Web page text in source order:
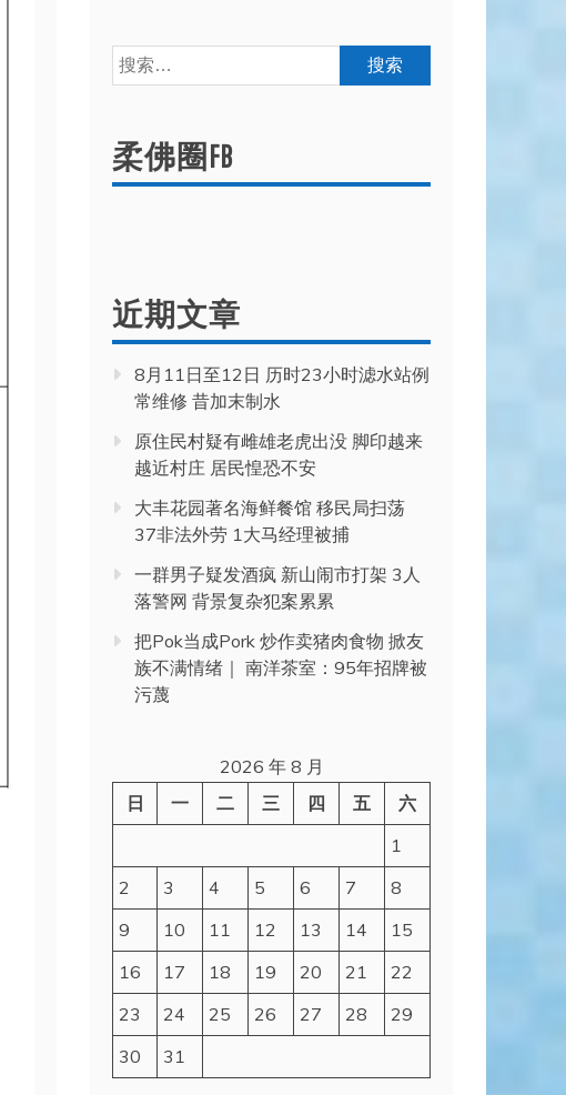
搜
索：
柔佛圈FB
近期文章
8月11日至12日 历时23小时滤水站例
常维修 昔加末制水
原住民村疑有雌雄老虎出没 脚印越来
越近村庄 居民惶恐不安
大丰花园著名海鲜餐馆 移民局扫荡
37非法外劳 1大马经理被捕
一群男子疑发酒疯 新山闹市打架 3人
落警网 背景复杂犯案累累
把Pok当成Pork 炒作卖猪肉食物 掀友
族不满情绪｜ 南洋茶室：95年招牌被
污蔑
2026 年 8 月
日
一 二 三 四 五
六
1
2
3 4 5 6 7
8
9
10 11 12 13 14
15
16
17 18 19 20 21
22
23
24 25 26 27 28
29
30
31